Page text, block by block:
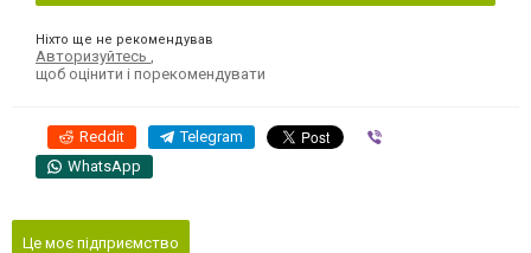
Ніхто ще не рекомендував
Авторизуйтесь
щоб оцінити і порекомендувати
Reddit Telegram
WhatsApp
Це моє підприємство